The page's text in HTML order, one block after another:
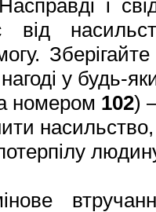
і
від
у будь-
номером 102)